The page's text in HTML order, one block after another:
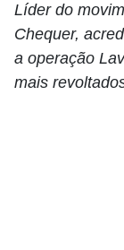
Líder do
Chequer,
a operação
mais